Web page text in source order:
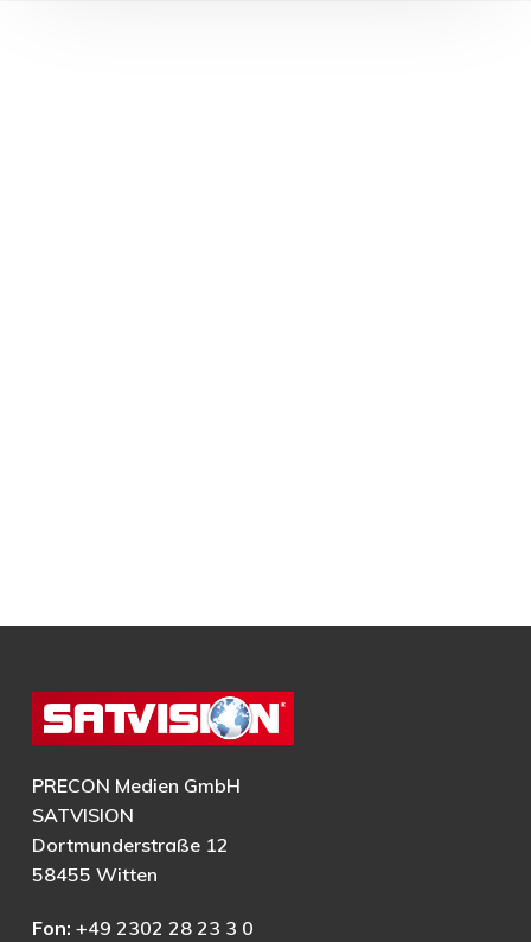
PRECON Medien GmbH
SATVISION
Dortmunderstraße 12
58455 Witten
Fon: +49 2302 28 23 3 0